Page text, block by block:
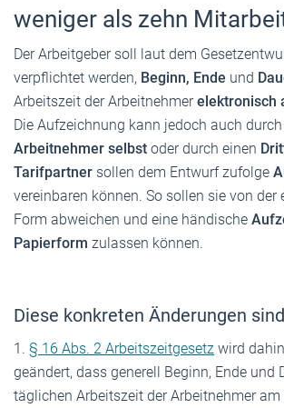
weniger als zehn
Der Arbeitgeber soll laut dem
verpflichtet werden, Beginn, Ende und
Arbeitszeit der Arbeitnehmerelektronisch
Die Aufzeichnung kann jedoch auch
Arbeitnehmer selbst oder durch einen
Tarifpartner sollen dem Entwurf zufolge
vereinbaren können. So sollen sie von der
Form abweichen und eine händische
Papierform zulassen können.
Diese konkreten Änderungen
1. § 16 Abs. 2 Arbeitszeitgesetz wird
geändert, dass generell Beginn, Ende und
täglichen Arbeitszeit der Arbeitnehmer am